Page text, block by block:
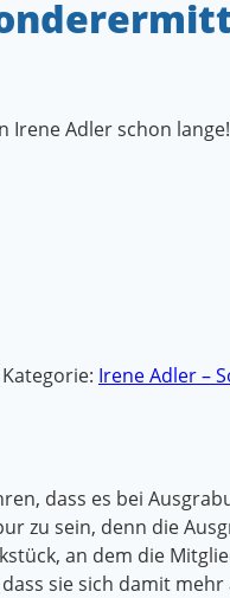
Irene Adler schon lange!
Kategorie: Irene Adler –
dass es bei
zu sein, denn die
an dem die
sie sich damit